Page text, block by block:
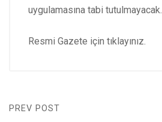
uygulamasına tabi tutulmayacak.
Resmi Gazete için tıklayınız.
PREV POST